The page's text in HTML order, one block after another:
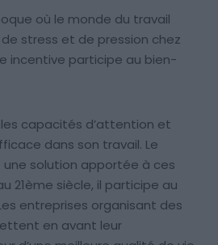
où le monde du travail
stress et de pression chez
incentive participe au bien-
capacités d’attention et
dans son travail. Le
solution apportée à ces
21ème siècle, il participe au
entreprises organisant des
en avant leur